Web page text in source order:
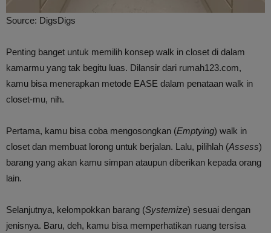
Source: DigsDigs
Penting banget untuk memilih konsep walk in closet di dalam
kamarmu yang tak begitu luas. Dilansir dari rumah123.com,
kamu bisa menerapkan metode EASE dalam penataan walk in
closet-mu, nih.
Pertama, kamu bisa coba mengosongkan (Emptying) walk in
closet dan membuat lorong untuk berjalan. Lalu, pilihlah (Assess)
barang yang akan kamu simpan ataupun diberikan kepada orang
lain.
Selanjutnya, kelompokkan barang (Systemize) sesuai dengan
jenisnya. Baru, deh, kamu bisa memperhatikan ruang tersisa